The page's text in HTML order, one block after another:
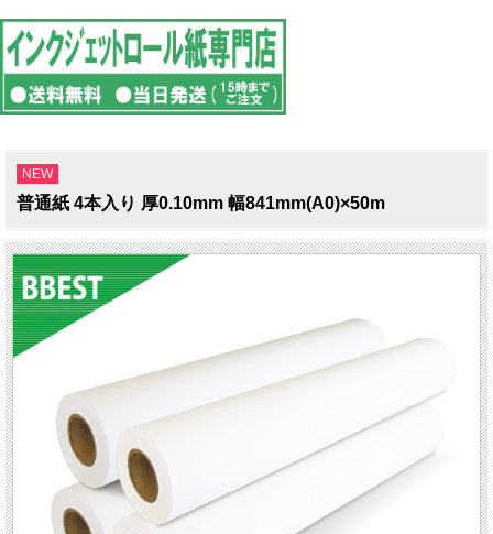
NEW
普通紙 4本入り 厚0.10mm 幅841mm(A0)×50m